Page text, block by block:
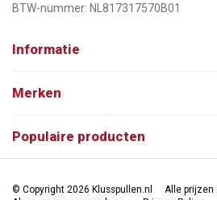
BTW-nummer: NL817317570B01
Informatie
Merken
Populaire producten
© Copyright 2026 Klusspullen.nl
Alle prijzen